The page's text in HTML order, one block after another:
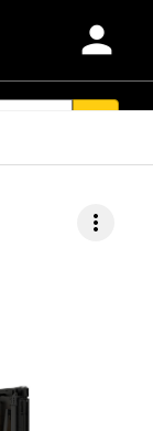
person
more_vert